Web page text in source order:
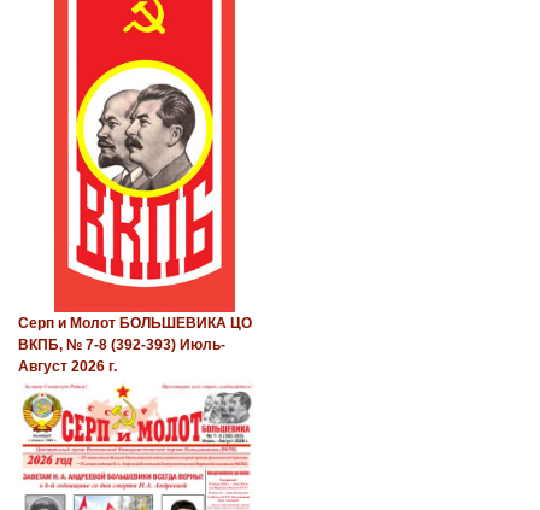
Серп и Молот БОЛЬШЕВИКА ЦО
ВКПБ, № 7-8 (392-393) Июль-
Август 2026 г.